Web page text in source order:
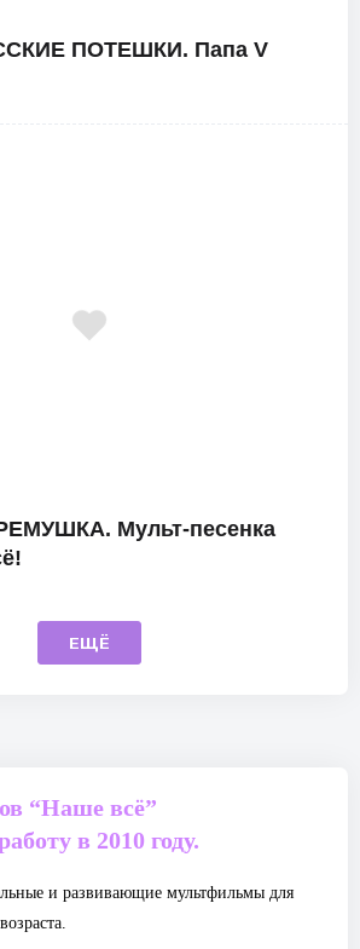
ПОТЕШКИ. Папа V
Мульт-песенка
ЕЩЁ
“Наше всё”
в 2010 году.
и развивающие мультфильмы для